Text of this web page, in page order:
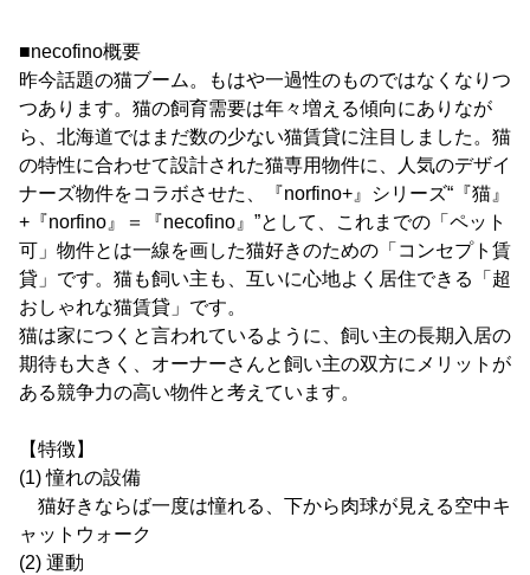
■necofino概要
昨今話題の猫ブーム。もはや一過性のものではなくなりつ
つあります。猫の飼育需要は年々増える傾向にありなが
ら、北海道ではまだ数の少ない猫賃貸に注目しました。猫
の特性に合わせて設計された猫専用物件に、人気のデザイ
ナーズ物件をコラボさせた、『norfino+』シリーズ“『猫』
+『norfino』＝『necofino』”として、これまでの「ペット
可」物件とは一線を画した猫好きのための「コンセプト賃
貸」です。猫も飼い主も、互いに心地よく居住できる「超
おしゃれな猫賃貸」です。
猫は家につくと言われているように、飼い主の長期入居の
期待も大きく、オーナーさんと飼い主の双方にメリットが
ある競争力の高い物件と考えています。
【特徴】
(1) 憧れの設備
猫好きならば一度は憧れる、下から肉球が見える空中キ
ャットウォーク
(2) 運動